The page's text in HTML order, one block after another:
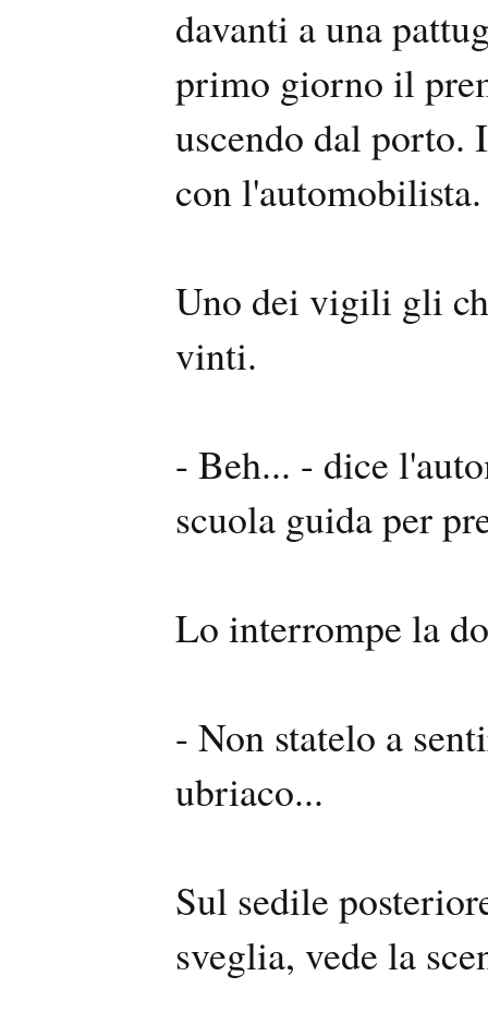
davanti a una
primo giorno il
uscendo dal
con l'automobilista.
Uno dei vigili gli
vinti.
- Beh... - dice
scuola guida per
Lo interrompe la
- Non statelo a
ubriaco...
Sul sedile
sveglia, vede la